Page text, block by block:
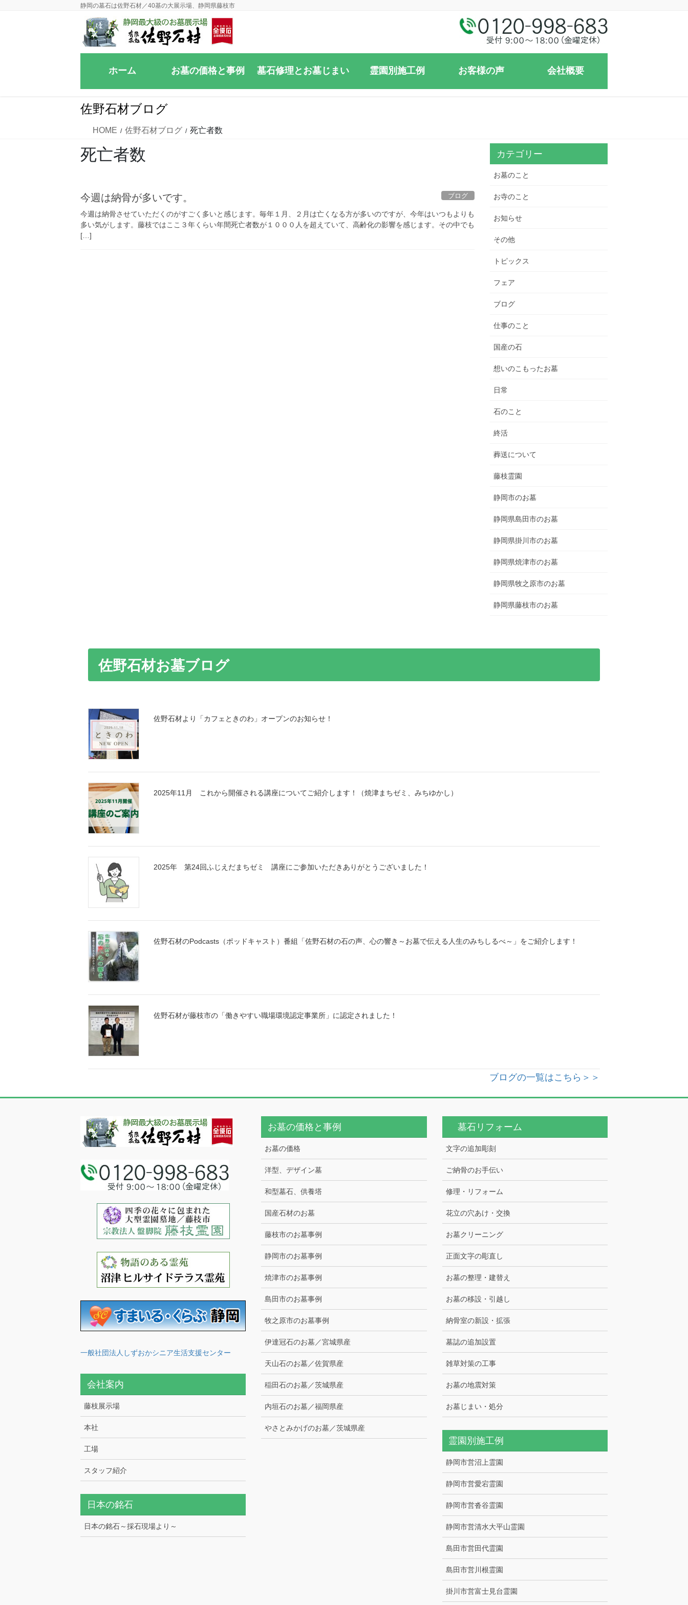
静岡の墓石は佐野石材／40基の大展示場、静岡県藤枝市
ホーム お墓の価格と事例 墓石修理とお墓じまい 霊園別施工例 お客様の声 会社概要
佐野石材ブログ
HOME 佐野石材ブログ 死亡者数
死亡者数
ブログ
今週は納骨が多いです。
今週は納骨させていただくのがすごく多いと感じます。毎年１月、２月は亡くなる方が多いのですが、今年はいつもよりも
多い気がします。藤枝ではここ３年くらい年間死亡者数が１０００人を超えていて、高齢化の影響を感じます。その中でも
[…]
カテゴリー
お墓のこと
お寺のこと
お知らせ
その他
トピックス
フェア
ブログ
仕事のこと
国産の石
想いのこもったお墓
日常
石のこと
終活
葬送について
藤枝霊園
静岡市のお墓
静岡県島田市のお墓
静岡県掛川市のお墓
静岡県焼津市のお墓
静岡県牧之原市のお墓
静岡県藤枝市のお墓
佐野石材お墓ブログ
佐野石材より「カフェときのわ」オープンのお知らせ！
2025年11月 これから開催される講座についてご紹介します！（焼津まちゼミ、みちゆかし）
2025年 第24回ふじえだまちゼミ 講座にご参加いただきありがとうございました！
佐野石材のPodcasts（ポッドキャスト）番組「佐野石材の石の声、心の響き～お墓で伝える人生のみちしるべ～」をご紹介します！
佐野石材が藤枝市の「働きやすい職場環境認定事業所」に認定されました！
ブログの一覧はこちら＞＞
一般社団法人しずおかシニア生活支援センター
会社案内
藤枝展示場
本社
工場
スタッフ紹介
日本の銘石
日本の銘石～採石現場より～
お墓の価格と事例
お墓の価格
洋型、デザイン墓
和型墓石、供養塔
国産石材のお墓
藤枝市のお墓事例
静岡市のお墓事例
焼津市のお墓事例
島田市のお墓事例
牧之原市のお墓事例
伊達冠石のお墓／宮城県産
天山石のお墓／佐賀県産
稲田石のお墓／茨城県産
内垣石のお墓／福岡県産
やさとみかげのお墓／茨城県産
墓石リフォーム
文字の追加彫刻
ご納骨のお手伝い
修理・リフォーム
花立の穴あけ・交換
お墓クリーニング
正面文字の彫直し
お墓の整理・建替え
お墓の移設・引越し
納骨室の新設・拡張
墓誌の追加設置
雑草対策の工事
お墓の地震対策
お墓じまい・処分
霊園別施工例
静岡市営沼上霊園
静岡市営愛宕霊園
静岡市営沓谷霊園
静岡市営清水大平山霊園
島田市営田代霊園
島田市営川根霊園
掛川市営富士見台霊園